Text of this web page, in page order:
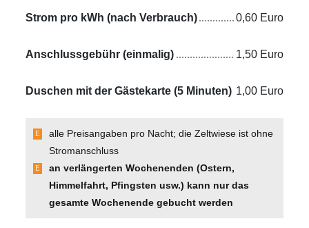
Strom pro kWh (nach Verbrauch) 0,60 Euro
Anschlussgebühr (einmalig) 1,50 Euro
Duschen mit der Gästekarte (5 Minuten) 1,00 Euro
alle Preisangaben pro Nacht; die Zeltwiese ist ohne
Stromanschluss
an verlängerten Wochenenden (Ostern,
Himmelfahrt, Pfingsten usw.) kann nur das
gesamte Wochenende gebucht werden